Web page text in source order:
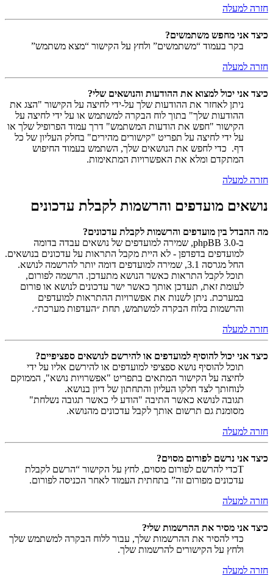
חזרה למעלה
כיצד אני מחפש משתמשים?
בקר בעמוד “משתמשים” ולחץ על הקישור “מצא משתמש”
חזרה למעלה
כיצד אני יכול למצוא את ההודעות והנושאים שלי?
ניתן לאחזר את ההודעות שלך על-ידי לחיצה על הקישור "הצג את
ההודעות שלך" בתוך לוח הבקרה למשתמש או על ידי לחיצה על
הקישור "חפש את הודעות המשתמש" דרך עמוד הפרופיל שלך או
על ידי לחיצה על תפריט "קישורים מהירים" בחלק העליון של כל
דף. כדי לחפש את הנושאים שלך, השתמש בעמוד החיפוש
המתקדם ומלא את האפשרויות המתאימות.
חזרה למעלה
נושאים מועדפים והרשמות לקבלת עדכונים
מה ההבדל בין מועדפים והרשמות לקבלת עדכונים?
ב-phpBB 3.0, שמירה למועדפים של נושאים עבדה בדומה
למועדפים בדפדפן - לא היית מקבל התראות על עדכונים בנושאים.
החל מגרסה 3.1, שמירה למועדפים דומה יותר להרשמה לנושא.
תוכל לקבל התראות כאשר הנושא מתעדכן. הרשמה לפורום,
לעומת זאת, תעדכן אותך כאשר ישר עדכונים לנושא או פורום
במערכת. ניתן לשנות את אפשרויות ההתראות למועדפים
והרשמות בלוח הבקרה למשתמש, תחת ״העדפות מערכת״.
חזרה למעלה
כיצד אני יכול להוסיף למועדפים או להירשם לנושאים ספציפיים?
תוכל להוסיף נושא ספציפי למועדפים או להירשם אליו על ידי
לחיצה על הקישור המתאים בתפריט "אפשרויות נושא", הממוקם
לנוחותך לצד חלקו העליון והתחתון של דיון בנושא.
תגובה לנושא כאשר התיבה "הודע לי כאשר תגובה נשלחת"
מסומנת גם תרשום אותך לקבל עדכונים מהנושא.
חזרה למעלה
כיצד אני נרשם לפורום מסוים?
Tכדי להרשם לפורום מסוים, לחץ על הקישור “הרשם לקבלת
עדכונים מפורום זה” בתחתית העמוד לאחר הכניסה לפורום.
חזרה למעלה
כיצד אני מסיר את ההרשמות שלי?
כדי להסיר את ההרשמות שלך, עבור ללוח הבקרה למשתמש שלך
ולחץ על הקישורים להרשמות שלך.
חזרה למעלה